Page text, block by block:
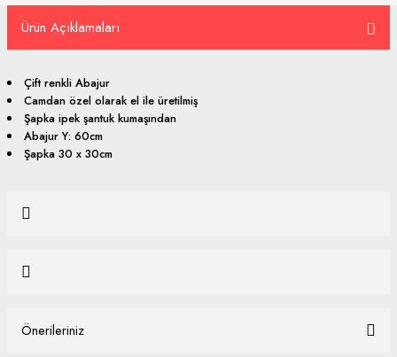
Ürün Açıklamaları
Çift renkli Abajur
Camdan özel olarak el ile üretilmiş
Şapka ipek şantuk kumaşından
Abajur Y: 60cm
Şapka 30 x 30cm
Önerileriniz